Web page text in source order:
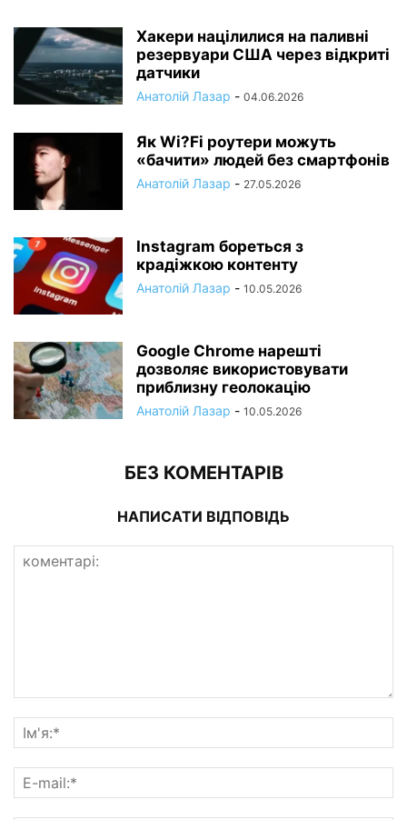
Хакери націлилися на паливні
резервуари США через відкриті
датчики
Анатолій Лазар - 04.06.2026
Як Wi?Fi роутери можуть
«бачити» людей без смартфонів
Анатолій Лазар - 27.05.2026
Instagram бореться з
крадіжкою контенту
Анатолій Лазар - 10.05.2026
Google Chrome нарешті
дозволяє використовувати
приблизну геолокацію
Анатолій Лазар - 10.05.2026
БЕЗ КОМЕНТАРІВ
НАПИСАТИ ВІДПОВІДЬ